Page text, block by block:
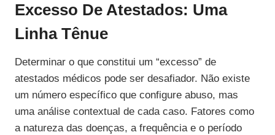
Excesso De Atestados: Uma
Linha Tênue
Determinar o que constitui um “excesso” de
atestados médicos pode ser desafiador. Não existe
um número específico que configure abuso, mas
uma análise contextual de cada caso. Fatores como
a natureza das doenças, a frequência e o período